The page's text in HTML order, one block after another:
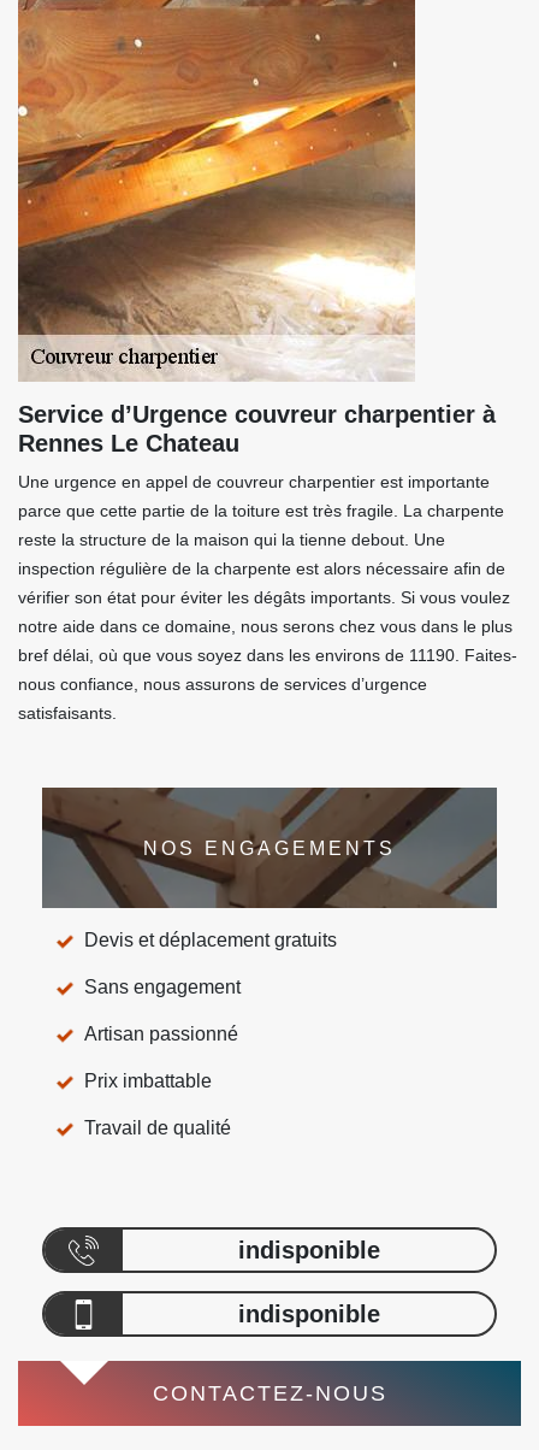
Service d’Urgence couvreur charpentier à
Rennes Le Chateau
Une urgence en appel de couvreur charpentier est importante
parce que cette partie de la toiture est très fragile. La charpente
reste la structure de la maison qui la tienne debout. Une
inspection régulière de la charpente est alors nécessaire afin de
vérifier son état pour éviter les dégâts importants. Si vous voulez
notre aide dans ce domaine, nous serons chez vous dans le plus
bref délai, où que vous soyez dans les environs de 11190. Faites-
nous confiance, nous assurons de services d’urgence
satisfaisants.
NOS ENGAGEMENTS
Devis et déplacement gratuits
Sans engagement
Artisan passionné
Prix imbattable
Travail de qualité
indisponible
indisponible
CONTACTEZ-NOUS